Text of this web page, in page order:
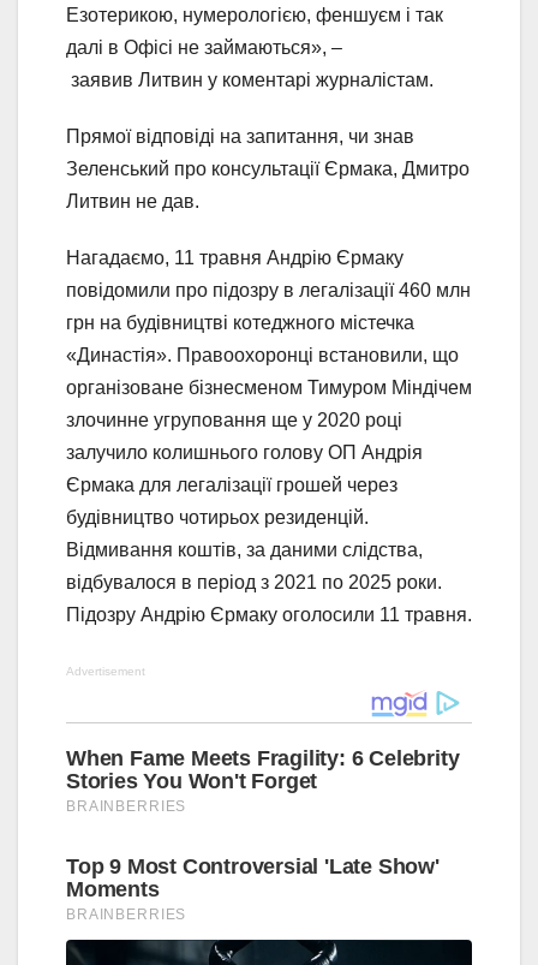
Езотерикою, нумерологією, феншуєм і так
далі в Офісі не займаються», –
заявив Литвин у коментарі журналістам.
Прямої відповіді на запитання, чи знав
Зеленський про консультації Єрмака, Дмитро
Литвин не дав.
Нагадаємо, 11 травня Андрію Єрмаку
повідомили про підозру в легалізації 460 млн
грн на будівництві котеджного містечка
«Династія». Правоохоронці встановили, що
організоване бізнесменом Тимуром Міндічем
злочинне угруповання ще у 2020 році
залучило колишнього голову ОП Андрія
Єрмака для легалізації грошей через
будівництво чотирьох резиденцій.
Відмивання коштів, за даними слідства,
відбувалося в період з 2021 по 2025 роки.
Підозру Андрію Єрмаку оголосили 11 травня.
Advertisement